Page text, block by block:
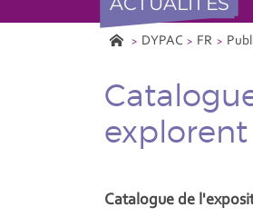
DYPAC FR
Catalogue de